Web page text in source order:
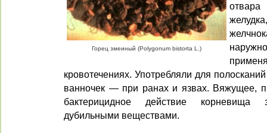
Горец змеиный (Polygonum bistorta L.)
отвара
кровотечениях. Употребляли для
ванночек — при ранах и язвах. Вяжущее,
бактерицидное дей­ствие корневища
дубильными веществами.